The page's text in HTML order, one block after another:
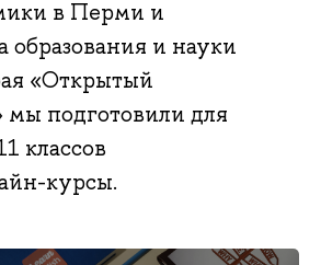
в Перми и
образования и науки
«Открытый
мы подготовили для
классов
курсы.